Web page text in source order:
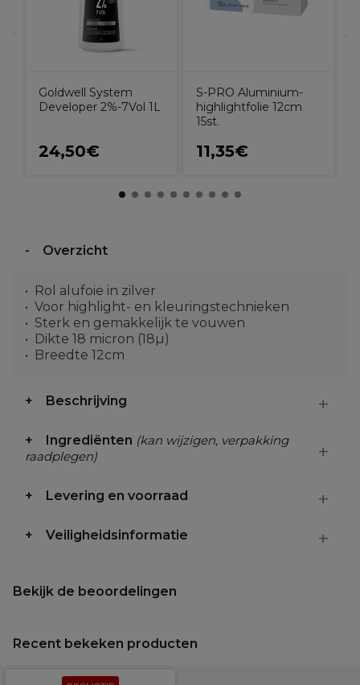
Goldwell System
Developer 2%-7Vol 1L
24,50€
S-PRO Aluminium-
highlightfolie 12cm
15st.
11,35€
Overzicht
Rol alufoie in zilver
Voor highlight- en kleuringstechnieken
Sterk en gemakkelijk te vouwen
Dikte 18 micron (18µ)
Breedte 12cm
Beschrijving
Ingrediënten (kan wijzigen, verpakking
raadplegen)
Levering en voorraad
Veiligheidsinformatie
Bekijk de beoordelingen
Recent bekeken producten